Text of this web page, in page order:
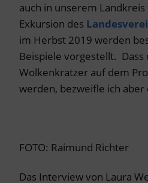
auch in unserem
Exkursion des
im Herbst 2019 werden
Beispiele vorgestellt. Dass
Wolkenkratzer auf dem
werden, bezweifle ich
FOTO: Raimund Richter
Das Interview von Laura